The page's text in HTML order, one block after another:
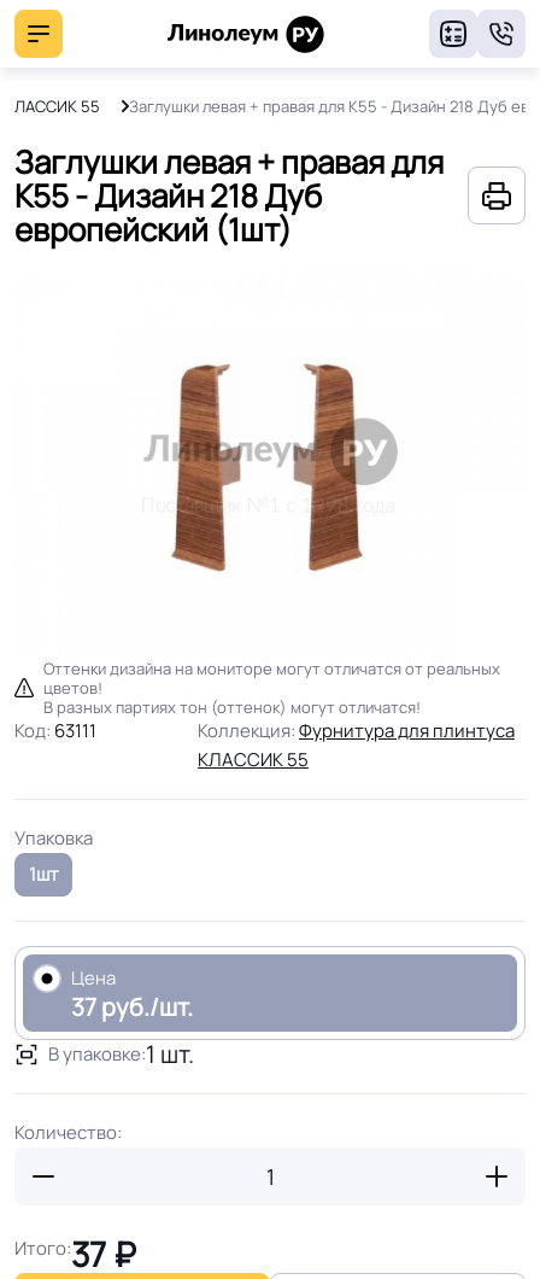
КЛАССИК 55 Заглушки левая + правая для К55 - Дизайн 218 Дуб
Заглушки левая + правая для
К55 - Дизайн 218 Дуб
европейский (1шт)
Оттенки дизайна на мониторе могут отличатся от реальных
цветов!
В разных партиях тон (оттенок) могут отличатся!
Код: 63111 Коллекция:Фурнитура для плинтуса
КЛАССИК 55
Упаковка
1шт
Цена
37 руб./шт.
В упаковке:1 шт.
Количество:
Итого:37 ₽